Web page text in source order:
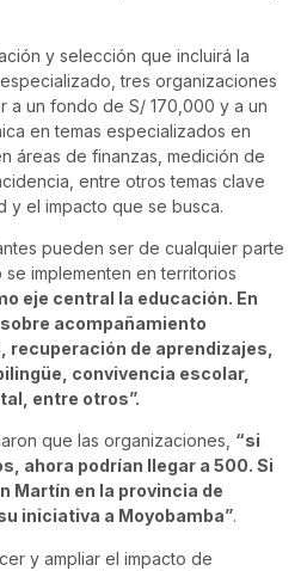
y selección que incluirá la
tres organizaciones
a un fondo de S/ 170,000 y a un
en temas especializados en
áreas de finanzas, medición de
entre otros temas clave
y el impacto que se busca.
pueden ser de cualquier parte
implementen en territorios
eje central la educación. En
acompañamiento
recuperación de aprendizajes,
convivencia escolar,
entre otros”.
que las organizaciones, “si
ahora podrían llegar a 500. Si
Martín en la provincia de
iniciativa a Moyobamba”.
y ampliar el impacto de